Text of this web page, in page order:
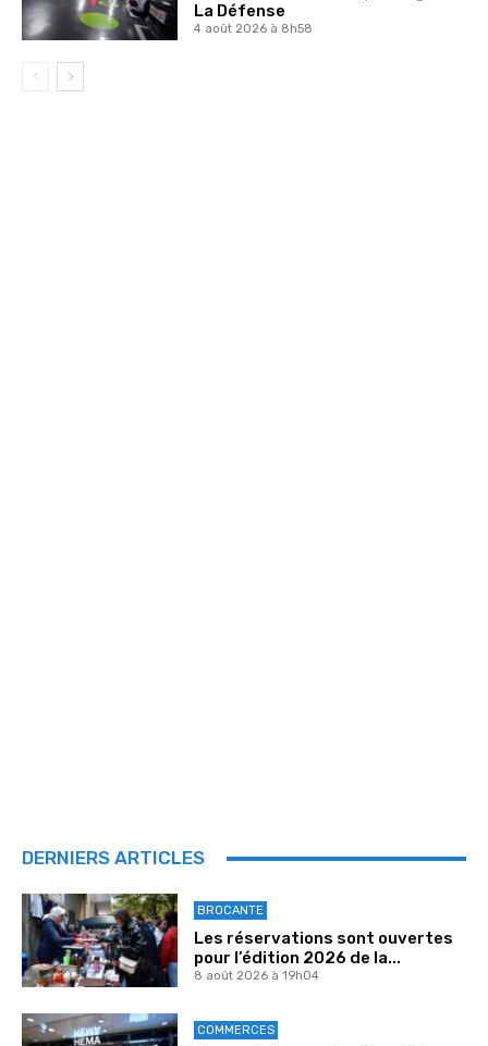
La Défense
4 août 2026 à 8h58
DERNIERS ARTICLES
BROCANTE
Les réservations sont ouvertes
pour l’édition 2026 de la...
8 août 2026 à 19h04
COMMERCES